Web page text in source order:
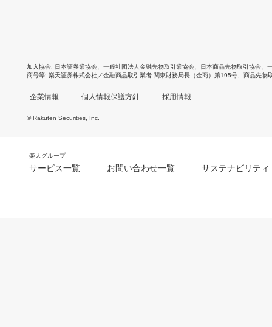
加入協会 日本証券業協会 一般社団法人金融先物取引業協会 日本商品先物取引協会
商号等 楽天証券株式会社／金融商品取引業者 関東財務局長（金商）第195号、商品先物
企業情報 個人情報保護方針 採用情報
© Rakuten Securities, Inc.
楽天グループ
サービス一覧 お問い合わせ一覧 サステナビリティ